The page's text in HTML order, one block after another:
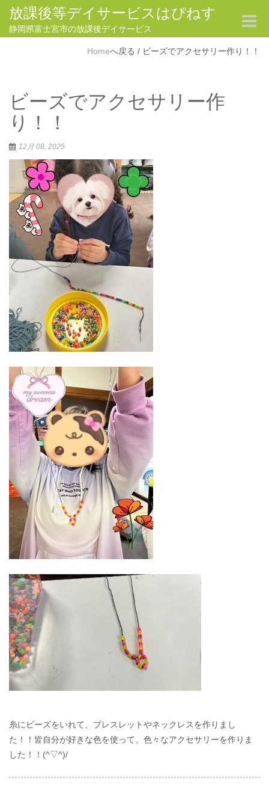
放課後等デイサービスはぴねす
静岡県富士宮市の放課後デイサービス
Toggle
Home / ビーズでアクセサリー作り！！
ビーズでアクセサリー作
り！！
12月 08, 2025
糸にビーズをいれて、ブレスレットやネックレスを作りまし
た！！皆自分が好きな色を使って、色々なアクセサリーを作りま
した！！(^▽^)/